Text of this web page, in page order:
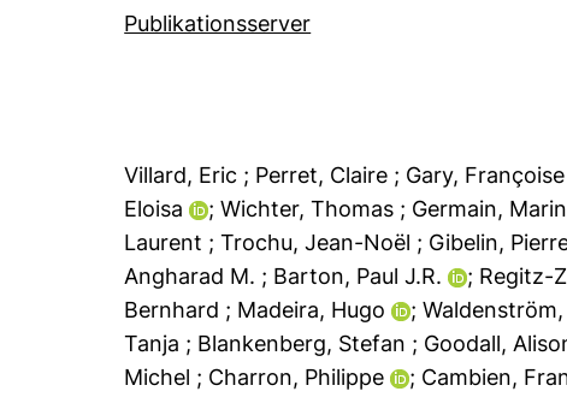
Publikationsserver
Villard, Eric ; Perret, Claire ; Gary, Françoise
Eloisa
; Wichter, Thomas ; Germain,
Laurent ; Trochu, Jean-Noël ; Gibelin,
Angharad M. ; Barton, Paul J.R. ; Regitz-
Bernhard ; Madeira, Hugo ;
Tanja ; Blankenberg, Stefan ; Goodall,
Michel ; Charron, Philippe ; Cambien,